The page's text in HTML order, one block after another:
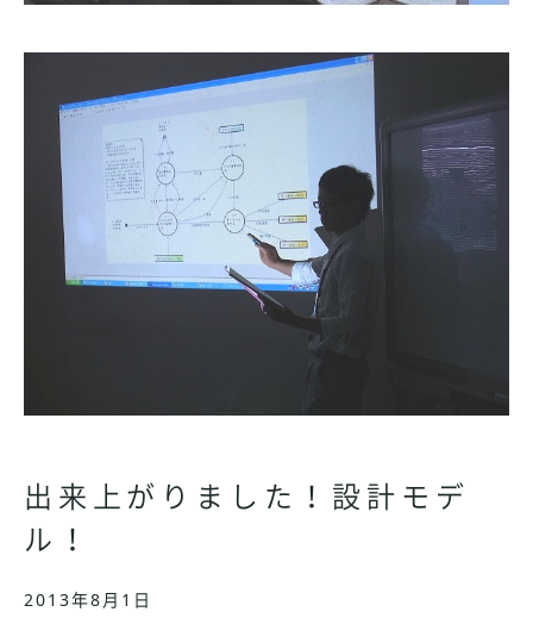
出来上がりました！設計モデ
ル！
2013年8月1日